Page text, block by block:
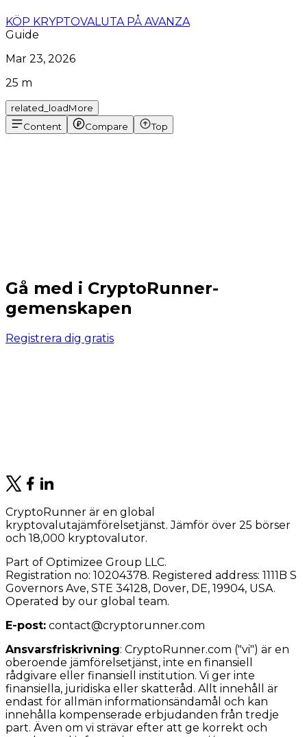
KÖP KRYPTOVALUTA PÅ AVANZA
Guide
Mar 23, 2026
25 m
related_loadMore
Content
Compare Top
Gå med i CryptoRunner-
gemenskapen
Registrera dig gratis
CryptoRunner är en global
kryptovalutajämförelsetjänst. Jämför över 25 börser
och 18,000 kryptovalutor.
Part of Optimizee Group LLC.
Registration no: 10204378. Registered address: 1111B S
Governors Ave, STE 34128, Dover, DE, 19904, USA.
Operated by our global team.
E-post: contact@cryptorunner.com
Ansvarsfriskrivning: CryptoRunner.com ("vi") är en
oberoende jämförelsetjänst, inte en finansiell
rådgivare eller finansiell institution. Vi ger inte
finansiella, juridiska eller skatteråd. Allt innehåll är
endast för allmän informationsändamål och kan
innehålla kompenserade erbjudanden från tredje
part. Även om vi strävar efter att ge korrekt och